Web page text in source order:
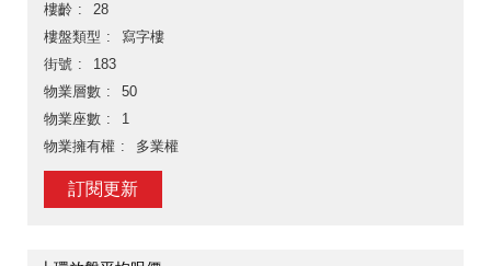
樓齡
28
樓盤類型
寫字樓
街號
183
物業層數
50
物業座數
1
物業擁有權
多業權
訂閱更新